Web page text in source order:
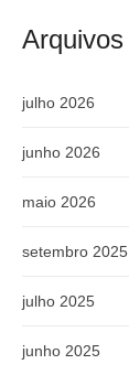
Arquivos
julho 2026
junho 2026
maio 2026
setembro 2025
julho 2025
junho 2025